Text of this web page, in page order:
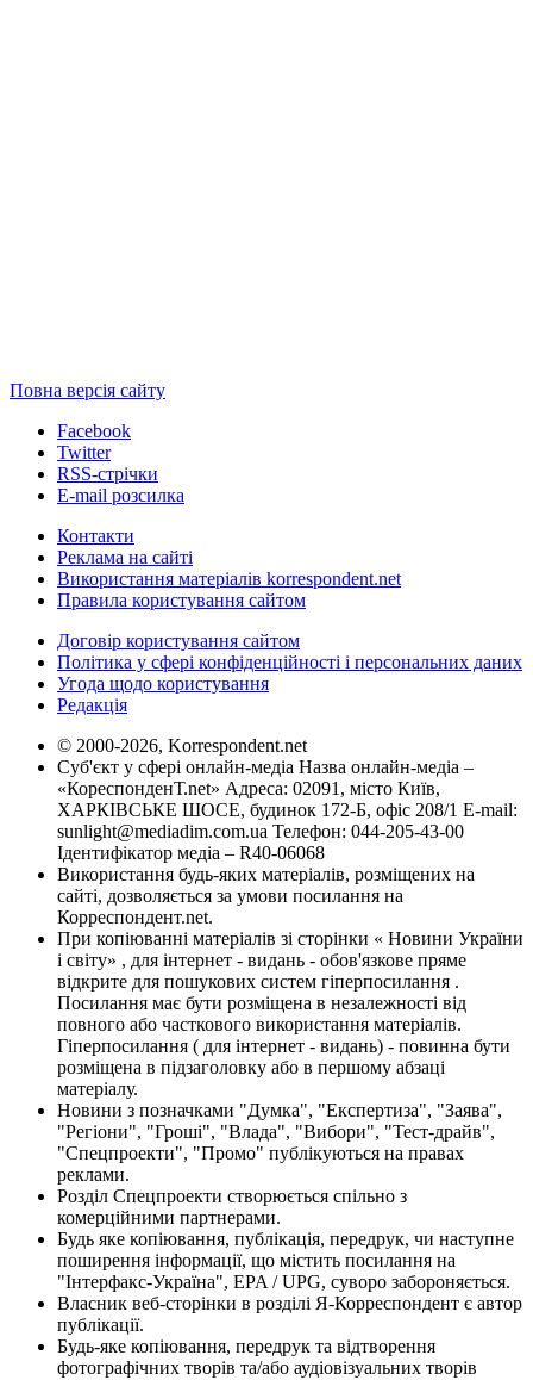
Повна версія сайту
Facebook
Twitter
RSS-стрічки
E-mail розсилка
Контакти
Реклама на сайті
Використання матеріалів korrespondent.net
Правила користування сайтом
Договір користування сайтом
Політика у сфері конфіденційності і персональних даних
Угода щодо користування
Редакція
© 2000-2026, Korrespondent.net
Суб'єкт у сфері онлайн-медіа Назва онлайн-медіа –
«КореспонденТ.net» Адреса: 02091, місто Київ,
ХАРКІВСЬКЕ ШОСЕ, будинок 172-Б, офіс 208/1 E-mail:
sunlight@mediadim.com.ua Телефон: 044-205-43-00
Ідентифікатор медіа – R40-06068
Використання будь-яких матеріалів, розміщених на
сайті, дозволяється за умови посилання на
Корреспондент.net.
При копіюванні матеріалів зі сторінки « Новини України
і світу» , для інтернет - видань - обов'язкове пряме
відкрите для пошукових систем гіперпосилання .
Посилання має бути розміщена в незалежності від
повного або часткового використання матеріалів.
Гіперпосилання ( для інтернет - видань) - повинна бути
розміщена в підзаголовку або в першому абзаці
матеріалу.
Новини з позначками "Думка", "Експертиза", "Заява",
"Регіони", "Гроші", "Влада", "Вибори", "Тест-драйв",
"Спецпроекти", "Промо" публікуються на правах
реклами.
Розділ Спецпроекти створюється спільно з
комерційними партнерами.
Будь яке копіювання, публікація, передрук, чи наступне
поширення інформації, що містить посилання на
"Інтерфакс-Україна", EPA / UPG, суворо забороняється.
Власник веб-сторінки в розділі Я-Корреспондент є автор
публікації.
Будь-яке копіювання, передрук та відтворення
фотографічних творів та/або аудіовізуальних творів